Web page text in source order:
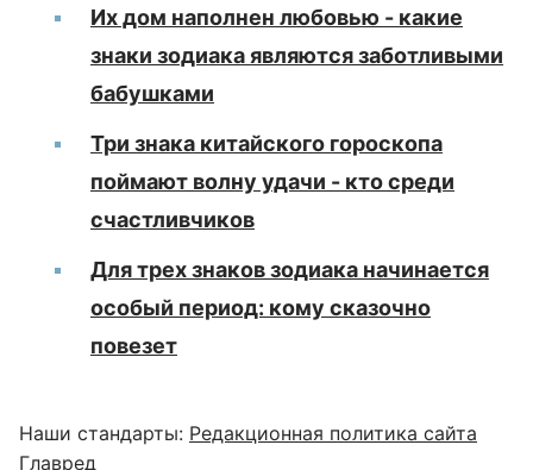
Их дом наполнен любовью - какие
знаки зодиака являются заботливыми
бабушками
Три знака китайского гороскопа
поймают волну удачи - кто среди
счастливчиков
Для трех знаков зодиака начинается
особый период: кому сказочно
повезет
Наши стандарты: Редакционная политика сайта
Главред